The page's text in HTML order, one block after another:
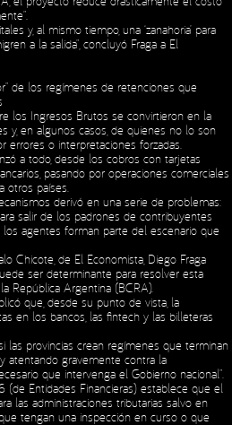
y, al mismo tiempo, una ‘zanahoria’ para
a la salida”, concluyó Fraga a El
de los regímenes de retenciones que
los Ingresos Brutos se convirtieron en la
y, en algunos casos, de quienes no lo son
errores o interpretaciones forzadas.
a todo, desde los cobros con tarjetas
pasando por operaciones comerciales
otros países.
derivó en una serie de problemas:
salir de los padrones de contribuyentes
agentes forman parte del escenario que
Chicote, de El Economista, Diego Fraga
ser determinante para resolver esta
República Argentina (BCRA).
que, desde su punto de vista, la
en los bancos, las fintech y las billeteras
las provincias crean regímenes que terminan
atentando gravemente contra la
que intervenga el Gobierno nacional”.
(de Entidades Financieras) establece que el
las administraciones tributarias salvo en
tengan una inspección en curso o que